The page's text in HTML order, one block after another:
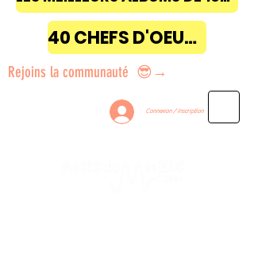
40 CHEFS D'OEUVRE
Rejoins la communauté 😎→
Connexion / Inscription